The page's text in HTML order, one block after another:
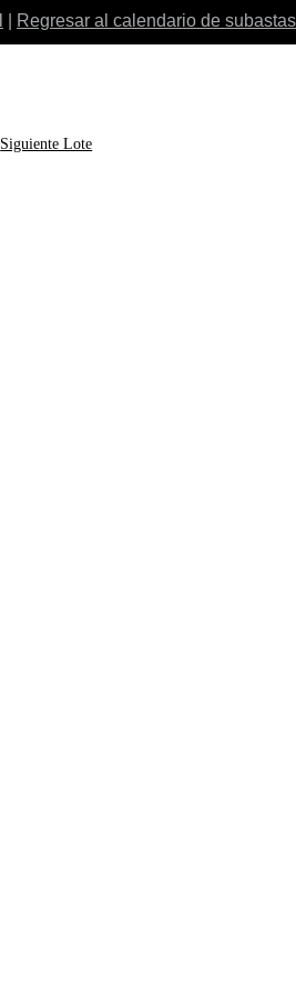
Regresar al calendario de subastas
Siguiente Lote